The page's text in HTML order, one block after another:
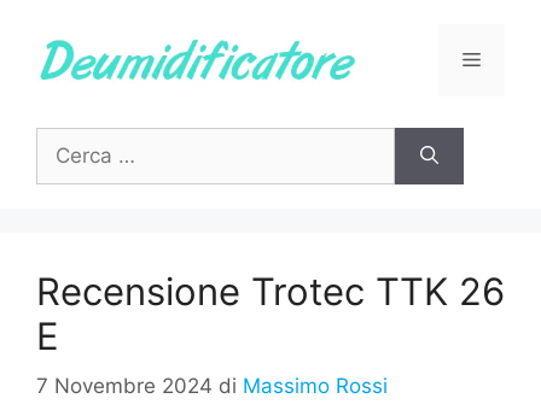
contenuto
Menu
per:
Recensione Trotec TTK 26
E
7 Novembre 2024 di Massimo Rossi